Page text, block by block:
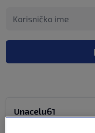
Unacelu61